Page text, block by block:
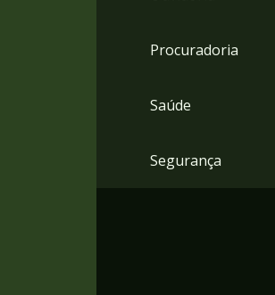
Procuradoria
Saúde
Segurança